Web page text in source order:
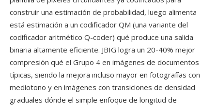
construir una estimación de probabilidad, luego alimenta
está estimación a un codificador QM (una variante del
codificador aritmético Q-coder) qué produce una salida
binaria altamente eficiente. JBIG logra un 20-40% mejor
compresión qué el Grupo 4 en imágenes de documentos
típicas, siendo la mejora incluso mayor en fotografías con
mediotono y en imágenes con transiciones de densidad
graduales dónde el simple enfoque de longitud de